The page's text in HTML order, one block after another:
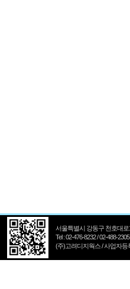
서울특별시 강동구 천호대
Tel : 02-476-8232 / 02-488-
(주)고려디지웍스 / 사업자등